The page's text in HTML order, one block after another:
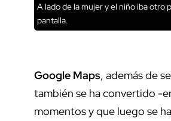
A lado de la mujer y el niño iba otro
pantalla.
Google Maps, además de
también se ha convertido -
momentos y que luego se